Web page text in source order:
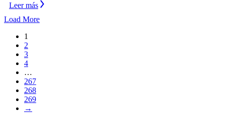
Leer más
Load More
1
2
3
4
…
267
268
269
→